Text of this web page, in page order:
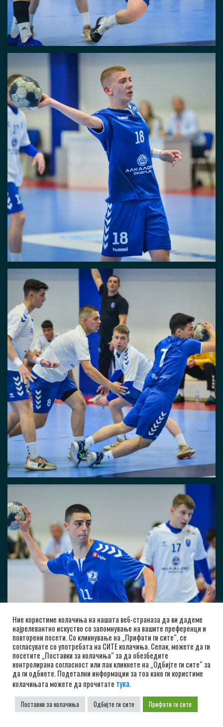
Ние користиме колачиња на нашата веб-страназа да ви дадеме
најрелевантно искуство со запомнување на вашите преференци и
повторени посети. Со кликнување на „Прифати ги сите“, се
согласувате со употребата на СИТЕ колачиња. Сепак, можете да ги
посетите „Поставки за колачиња“ за да обезбедите
контролирана согласност или пак кликнете на „Одбијте ги сите“ за
да ги одбиете. Подетални информации за тоа како ги користиме
колачињата можете да прочитате тука.
Поставки за колачиња Одбијте ги сите Прифати ги сите